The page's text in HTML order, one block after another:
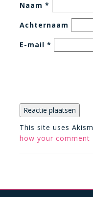
Naam *
Achternaam
E-mail *
This site uses
how your comment